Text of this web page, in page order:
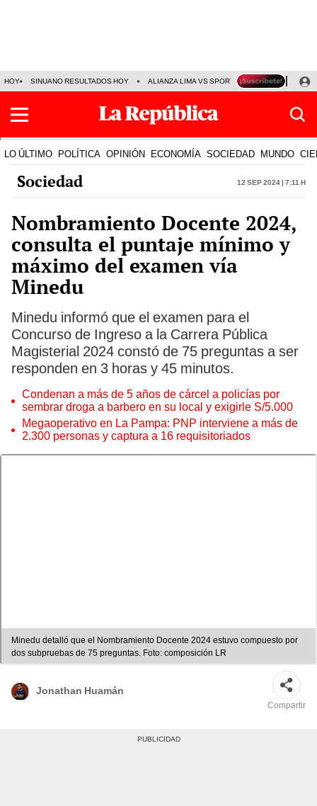
HOY SINUANO RESULTADOS HOY ALIANZA LIMA VS SPORT BOYS JORGE
LO ÚLTIMO POLÍTICA OPINIÓN ECONOMÍA SOCIEDAD MUNDO
Sociedad 12 Sep 2024 | 7:11 h
Nombramiento Docente 2024,
consulta el puntaje mínimo y
máximo del examen vía
Minedu
Minedu informó que el examen para el
Concurso de Ingreso a la Carrera Pública
Magisterial 2024 constó de 75 preguntas a ser
responden en 3 horas y 45 minutos.
Condenan a más de 5 años de cárcel a policías por
sembrar droga a barbero en su local y exigirle S/5.000
Megaoperativo en La Pampa: PNP interviene a más de
2.300 personas y captura a 16 requisitoriados
Minedu detalló que el Nombramiento Docente 2024 estuvo compuesto por
dos subpruebas de 75 preguntas. Foto: composición LR
Jonathan Huamán
Compartir